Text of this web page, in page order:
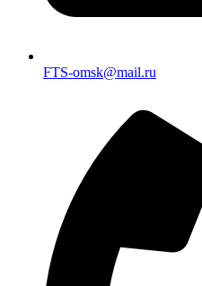
FTS-omsk@mail.ru